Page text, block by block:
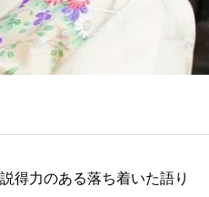
得力のある落ち着いた語り